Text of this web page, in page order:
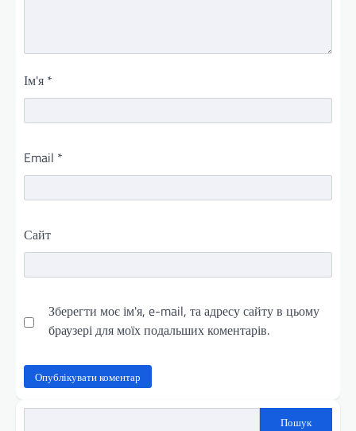
Ім'я *
Email *
Сайт
Зберегти моє ім'я, e-mail, та адресу сайту в цьому
браузері для моїх подальших коментарів.
Пошук